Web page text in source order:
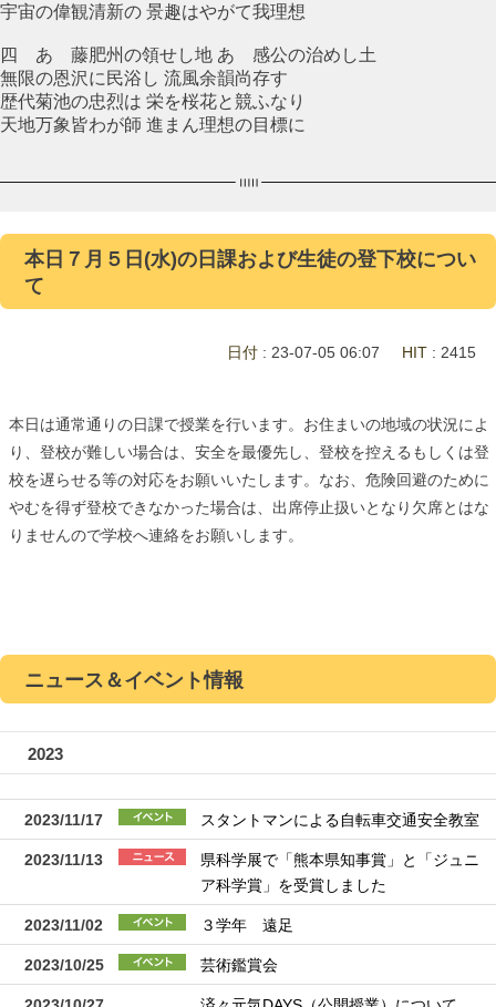
宇宙の偉観清新の 景趣はやがて我理想
四 あゝ藤肥州の領せし地 あゝ感公の治めし土
無限の恩沢に民浴し 流風余韻尚存す
歴代菊池の忠烈は 栄を桜花と競ふなり
天地万象皆わが師 進まん理想の目標に
本日７月５日(水)の日課および生徒の登下校につい
て
日付 : 23-07-05 06:07 HIT : 2415
本日は通常通りの日課で授業を行います。お住まいの地域の状況によ
り、登校が難しい場合は、安全を最優先し、登校を控えるもしくは登
校を遅らせる等の対応をお願いいたします。なお、危険回避のために
やむを得ず登校できなかった場合は、出席停止扱いとなり欠席とはな
りませんので学校へ連絡をお願いします。
ニュース＆イベント情報
2023
2023/11/17 スタントマンによる自転車交通安全教室
2023/11/13
県科学展で「熊本県知事賞」と「ジュニ
ア科学賞」を受賞しました
2023/11/02 ３学年 遠足
2023/10/25 芸術鑑賞会